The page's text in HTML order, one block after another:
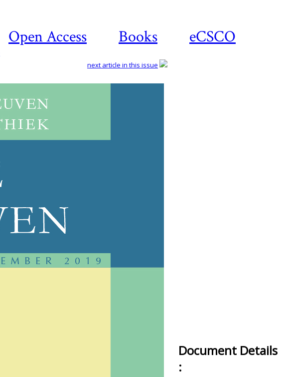
Open Access Books eCSCO
next article in this issue
Document Details
: